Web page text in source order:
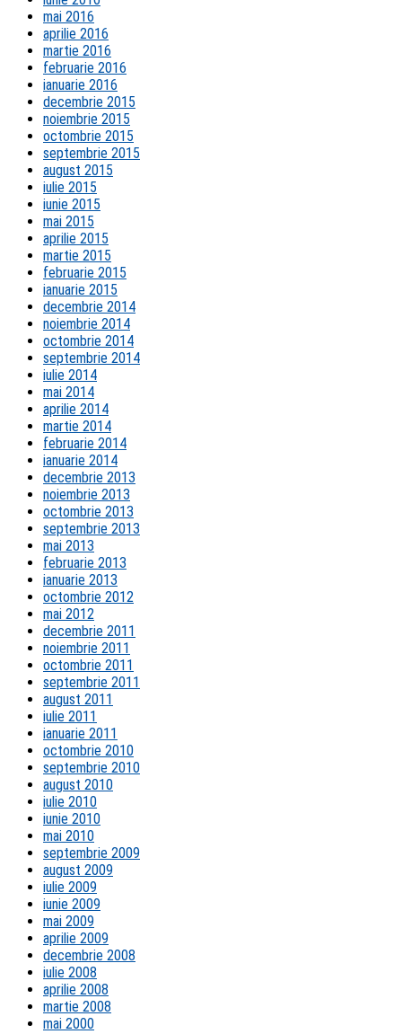
mai 2016
aprilie 2016
martie 2016
februarie 2016
ianuarie 2016
decembrie 2015
noiembrie 2015
octombrie 2015
septembrie 2015
august 2015
iulie 2015
iunie 2015
mai 2015
aprilie 2015
martie 2015
februarie 2015
ianuarie 2015
decembrie 2014
noiembrie 2014
octombrie 2014
septembrie 2014
iulie 2014
mai 2014
aprilie 2014
martie 2014
februarie 2014
ianuarie 2014
decembrie 2013
noiembrie 2013
octombrie 2013
septembrie 2013
mai 2013
februarie 2013
ianuarie 2013
octombrie 2012
mai 2012
decembrie 2011
noiembrie 2011
octombrie 2011
septembrie 2011
august 2011
iulie 2011
ianuarie 2011
octombrie 2010
septembrie 2010
august 2010
iulie 2010
iunie 2010
mai 2010
septembrie 2009
august 2009
iulie 2009
iunie 2009
mai 2009
aprilie 2009
decembrie 2008
iulie 2008
aprilie 2008
martie 2008
mai 2000